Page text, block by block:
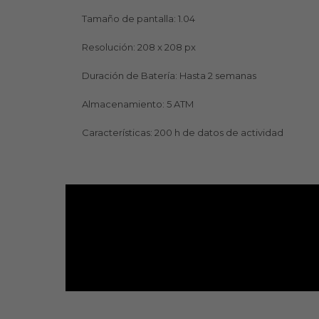
Tamaño de pantalla: 1.04
Resolución: 208 x 208 px
Duración de Batería: Hasta 2 semanas
Almacenamiento: 5 ATM
Características: 200 h de datos de actividad